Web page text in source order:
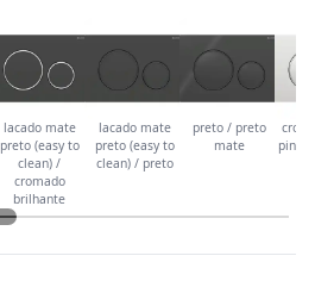
lacado mate
preto (easy to
clean) /
cromado
brilhante
lacado mate
preto (easy to
clean) / preto
preto / preto
mate